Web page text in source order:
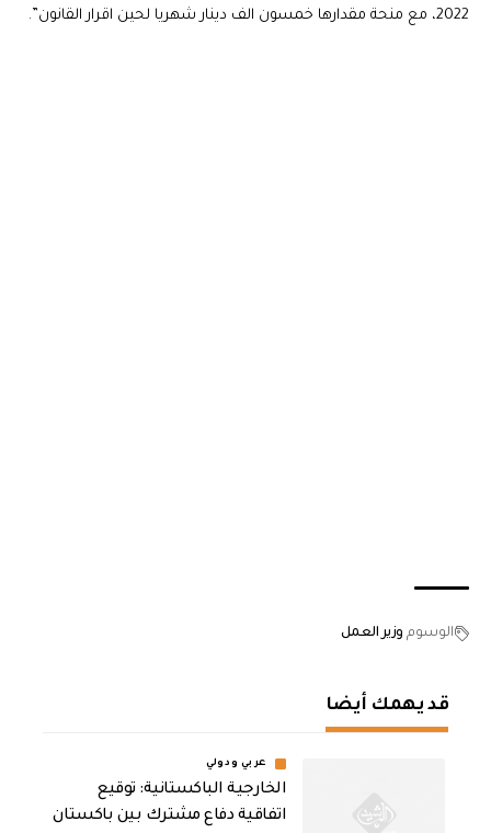
2022، مع منحة مقدارها خمسون الف دينار شهريا لحين اقرار القانون”.
الوسوم وزير العمل
قد يهمك أيضا
عربي ودولي
الخارجية الباكستانية: توقيع
اتفاقية دفاع مشترك بين باكستان